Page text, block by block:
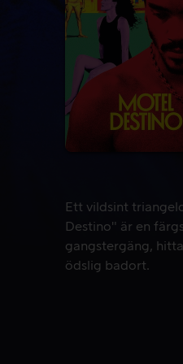
Ett vildsint
Ett vildsint
Destino" är en
gangstergäng,
ödslig badort.